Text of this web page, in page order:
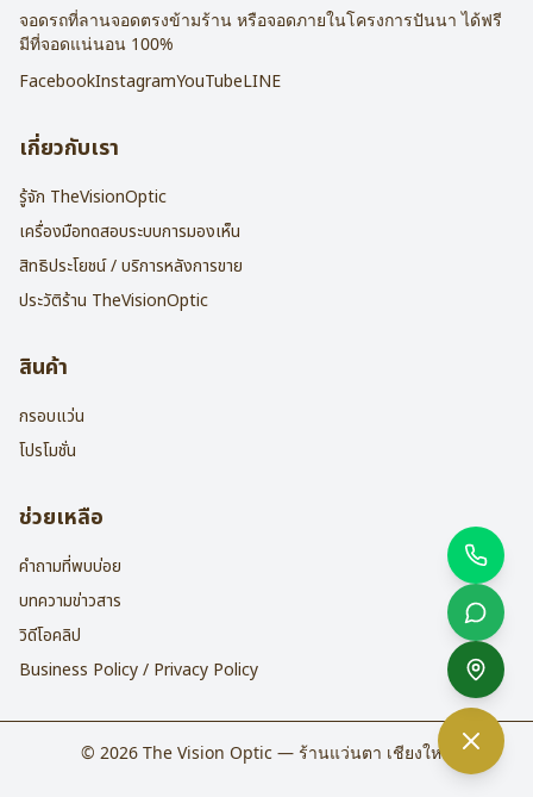
จอดรถที่ลานจอดตรงข้ามร้าน หรือจอดภายในโครงการปันนา ได้ฟรี
มีที่จอดแน่นอน 100%
FacebookInstagramYouTubeLINE
เกี่ยวกับเรา
รู้จัก TheVisionOptic
เครื่องมือทดสอบระบบการมองเห็น
สิทธิประโยชน์ / บริการหลังการขาย
ประวัติร้าน TheVisionOptic
สินค้า
กรอบแว่น
โปรโมชั่น
ช่วยเหลือ
คำถามที่พบบ่อย
บทความข่าวสาร
วิดีโอคลิป
Business Policy / Privacy Policy
© 2026 The Vision Optic — ร้านแว่นตา เชียงใหม่